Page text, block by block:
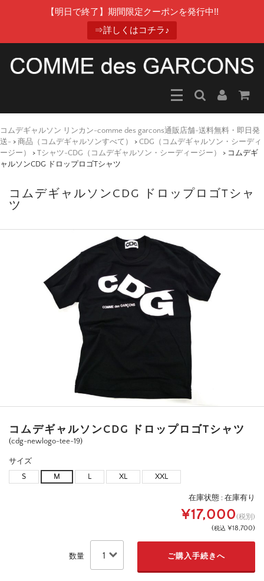
【明日で終了】期間限定クーポンを発行中!!
⇒詳しくはコチラ♪
コムデギャルソン リンカン-comme des garcons通販店舗-送料無料・即日発
送- > 商品（コムデギャルソンすべて） > CDG（コムデギャルソン・シーディ
ージー）
> Tシャツ-CDG（コムデギャルソン・シーディージー） > コムデギ
ャルソンCDG ドロップロゴTシャツ
コムデギャルソンCDG ドロップロゴTシャ
ツ
コムデギャルソンCDG ドロップロゴTシャツ
(cdg-newlogo-tee-19)
サイズ
S
M L XL XXL
在庫状態 : 在庫有り
¥17,000(税別)
(税込 ¥18,700)
数量